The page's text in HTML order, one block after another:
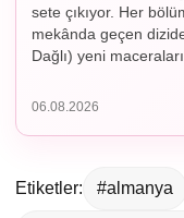
sete çıkıyor. Her
mekânda geçen
Dağlı) yeni
06.08.2026
Etiketler: #almanya